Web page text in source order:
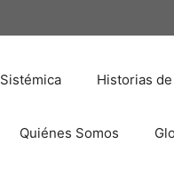
Historias
Quiénes Somos